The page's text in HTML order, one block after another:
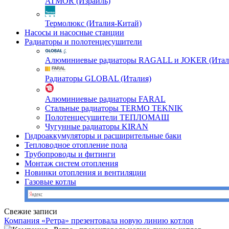
Термолюкс (Италия-Китай)
Насосы и насосные станции
Радиаторы и полотенцесушители
Алюминиевые радиаторы RAGALL и JOKER
Радиаторы GLOBAL (Италия)
Алюминиевые радиаторы FARAL
Стальные радиаторы TERMO TEKNIK
Полотенцесушители ТЕПЛОМАШ
Чугунные радиаторы KIRAN
Гидроаккумуляторы и расширительные баки
Тепловодное отопление пола
Трубопроводы и фитинги
Монтаж систем отопления
Новинки отопления и вентиляции
Газовые котлы
Свежие записи
Компания «Ретра» презентовала новую линию котлов